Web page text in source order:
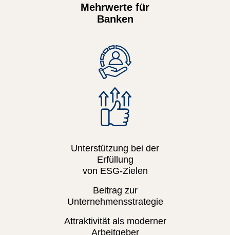
Mehrwerte für
Banken
Unterstützung bei der
Erfüllung
von ESG-Zielen
Beitrag zur
Unternehmensstrategie
Attraktivität als moderner
Arbeitgeber